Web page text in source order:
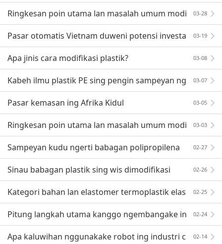
ur?
03-28
Ringkesan poin utama lan masalah umum modi
fikasi regenerasi ABS
03-19
Pasar otomatis Vietnam duweni potensi investa
si sing jero
03-08
Apa jinis cara modifikasi plastik?
03-07
Kabeh ilmu plastik PE sing pengin sampeyan ng
erteni wis kasedhiya!
03-05
Pasar kemasan ing Afrika Kidul
03-03
Ringkesan poin utama lan masalah umum modi
fikasi regenerasi ABS
02-27
Sampeyan kudu ngerti babagan polipropilena
(PP)
02-26
Sinau babagan plastik sing wis dimodifikasi
02-25
Kategori bahan lan elastomer termoplastik elas
tomer (TPE)!
02-24
Pitung langkah utama kanggo ngembangake in
dustri pendukung ing Vietnam
02-14
Apa kaluwihan nggunakake robot ing industri c